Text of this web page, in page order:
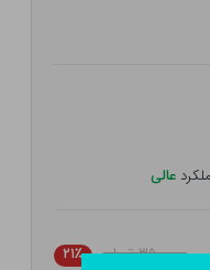
عالی
۳۵۰,۰۰۰ تومان ۲۱٪